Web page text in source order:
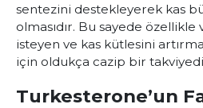
sentezini destekleyerek kas
olmasıdır. Bu sayede
isteyen ve kas kütlesini
için oldukça cazip bir
Turkesterone’un